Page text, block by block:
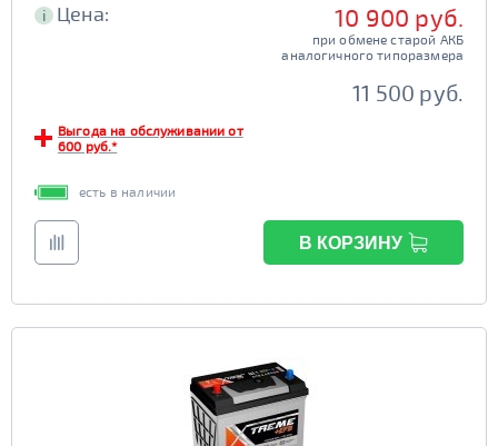
i Цена: 10 900 руб.
при обмене старой АКБ
аналогичного типоразмера
11 500 руб.
Выгода на обслуживании от
600 руб.*
есть в наличии
В КОРЗИНУ